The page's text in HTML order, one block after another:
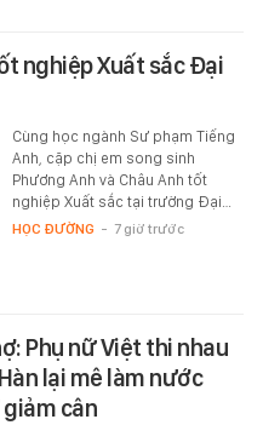
nghiệp Xuất sắc Đại
Cùng học ngành Sư phạm Tiếng
Anh, cặp chị em song sinh
Phương Anh và Châu Anh tốt
nghiệp Xuất sắc tại trường Đại…
HỌC ĐƯỜNG - 7 giờ trước
Phụ nữ Việt thi nhau
lại mê làm nước
cân